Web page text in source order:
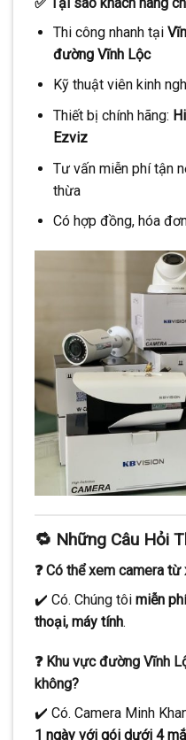
Thi công nhanh tại
đường Vĩnh Lộc
Kỹ thuật viên kinh
Thiết bị chính hãng:
Ezviz
Tư vấn miễn phí tận
thừa
Có hợp đồng, hóa
🔁 Những Câu Hỏi
❓ Có thể xem camera từ
✔️ Có. Chúng tôi miễn
thoại, máy tính.
❓ Khu vực đường Vĩnh
không?
✔️ Có. Camera Minh
1 ngày với gói dưới 4